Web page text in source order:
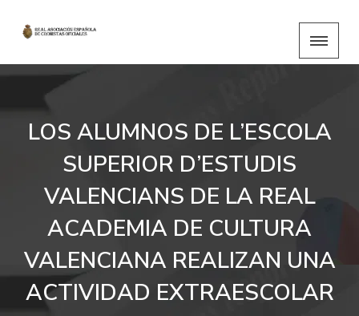
LOS ALUMNOS DE L’ESCOLA
SUPERIOR D’ESTUDIS
VALENCIANS DE LA REAL
ACADEMIA DE CULTURA
VALENCIANA REALIZAN UNA
ACTIVIDAD EXTRAESCOLAR